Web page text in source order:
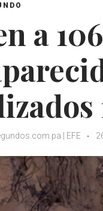
a
| EFE